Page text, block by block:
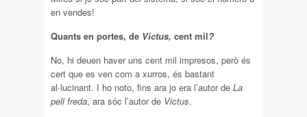
en vendes!
Quants en portes, de Victus, cent mil?
No, hi deuen haver uns cent mil impresos, però és
cert que es ven com a xurros, és bastant
al·lucinant. I ho noto, fins ara jo era l’autor de La
pell freda, ara sóc l’autor de Victus.